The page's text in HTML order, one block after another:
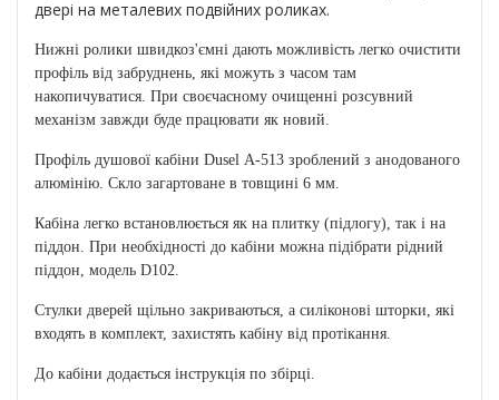
двері на металевих подвійних роликах.
Нижні ролики швидкоз'ємні дають можливість легко очистити
профіль від забруднень, які можуть з часом там
накопичуватися. При своєчасному очищенні розсувний
механізм завжди буде працювати як новий.
Профіль душової кабіни Dusel А-513 зроблений з анодованого
алюмінію. Скло загартоване в товщині 6 мм.
Кабіна легко встановлюється як на плитку (підлогу), так і на
піддон. При необхідності до кабіни можна підібрати рідний
піддон, модель D102.
Стулки дверей щільно закриваються, а силіконові шторки, які
входять в комплект, захистять кабіну від протікання.
До кабіни додається інструкція по збірці.